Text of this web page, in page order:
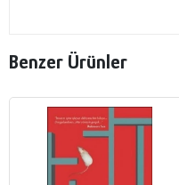
Benzer Ürünler